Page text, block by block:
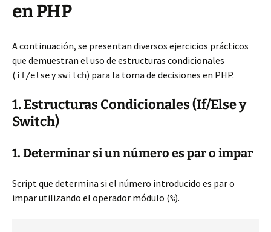
en PHP
A continuación, se presentan diversos ejercicios prácticos
que demuestran el uso de estructuras condicionales
(if/elseyswitch) para la toma de decisiones en PHP.
1. Estructuras Condicionales (If/Else y
Switch)
1. Determinar si un número es par o impar
Script que determina si el número introducido es par o
impar utilizando el operador módulo (%).